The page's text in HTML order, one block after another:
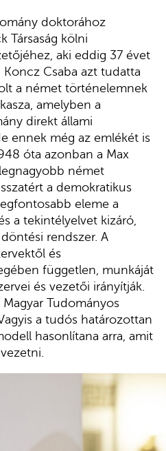
doktorához
Társaság kölni
aki eddig 37 évet
Csaba azt tudatta
a német történelemnek
amelyben a
direkt állami
ennek még az emlékét is
óta azonban a Max
német
a demokratikus
eleme a
a tekintélyelvet kizáró,
rendszer. A
és
független, munkáját
és vezetői irányítják.
Tudományos
a tudós határozottan
hasonlítana arra, amit